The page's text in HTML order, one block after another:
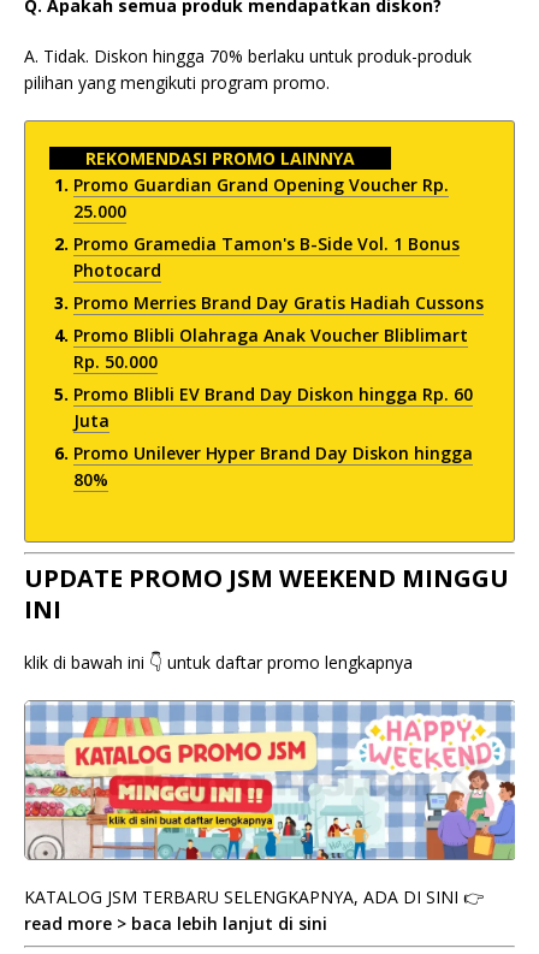
Q. Apakah semua produk mendapatkan diskon?
A. Tidak. Diskon hingga 70% berlaku untuk produk-produk
pilihan yang mengikuti program promo.
REKOMENDASI PROMO LAINNYA
Promo Guardian Grand Opening Voucher Rp.
25.000
Promo Gramedia Tamon's B-Side Vol. 1 Bonus
Photocard
Promo Merries Brand Day Gratis Hadiah Cussons
Promo Blibli Olahraga Anak Voucher Bliblimart
Rp. 50.000
Promo Blibli EV Brand Day Diskon hingga Rp. 60
Juta
Promo Unilever Hyper Brand Day Diskon hingga
80%
UPDATE PROMO JSM WEEKEND MINGGU
INI
klik di bawah ini 👇 untuk daftar promo lengkapnya
KATALOG JSM TERBARU SELENGKAPNYA, ADA DI SINI 👉
read more > baca lebih lanjut di sini